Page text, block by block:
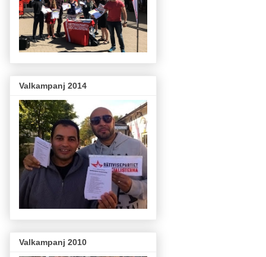
Valkampanj 2014
Valkampanj 2010